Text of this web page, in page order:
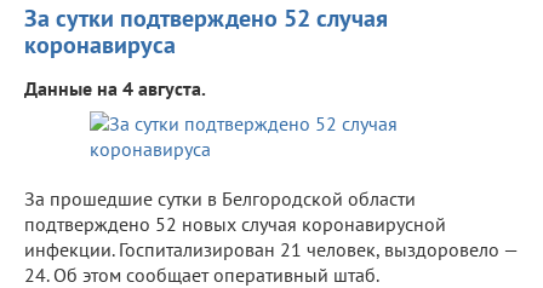
За сутки подтверждено 52 случая
коронавируса
Данные на 4 августа.
За прошедшие сутки в Белгородской области
подтверждено 52 новых случая коронавирусной
инфекции. Госпитализирован 21 человек, выздоровело —
24. Об этом сообщает оперативный штаб.